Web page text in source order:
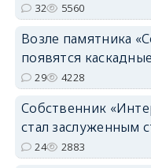
32 5560
Возле памятника
появятся
29 4228
Собственник
стал заслуженным
24 2883